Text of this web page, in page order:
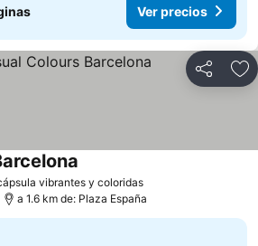
Ver precios
Compartir
vibrantes y coloridas
a 1.6 km de: Plaza España